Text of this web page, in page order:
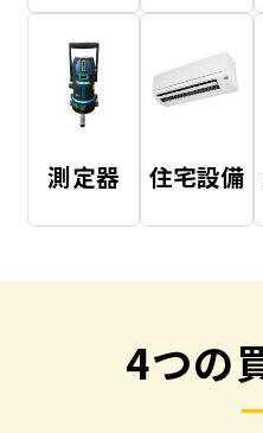
測定器 住宅設備
4つの